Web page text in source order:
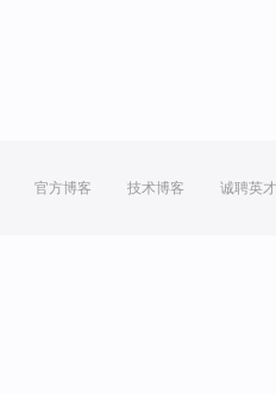
官方博客 技术博客 诚聘英才